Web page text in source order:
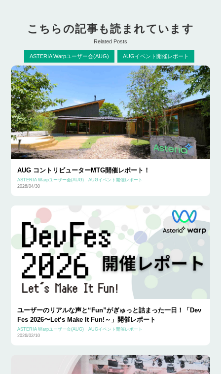
こちらの記事も読まれています
Related Posts
ASTERIA Warpユーザー会(AUG) AUGイベント開催レポート
AUG コントリビューターMTG開催レポート！
ASTERIA Warpユーザー会(AUG)
AUGイベント開催レポート
2026/04/30
ユーザーのリアルな声と“Fun”がぎゅっと詰まった一日！「Dev
Fes 2026〜Let’s Make It Fun!～」開催レポート
ASTERIA Warpユーザー会(AUG)
AUGイベント開催レポート
2026/02/10